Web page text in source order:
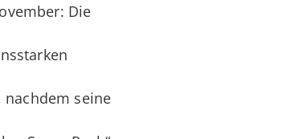
Die
nachdem seine